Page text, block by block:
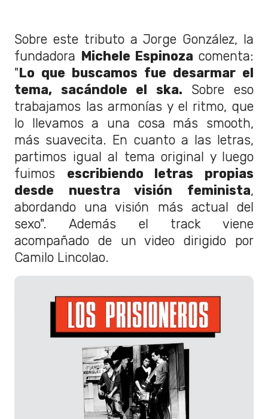
Sobre este tributo a Jorge González, la
fundadora Michele Espinoza comenta:
"Lo que buscamos fue desarmar el
tema, sacándole el ska. Sobre eso
trabajamos las armonías y el ritmo, que
lo llevamos a una cosa más smooth,
más suavecita. En cuanto a las letras,
partimos igual al tema original y luego
fuimos escribiendo letras propias
desde nuestra visión feminista,
abordando una visión más actual del
sexo". Además el track viene
acompañado de un video dirigido por
Camilo Lincolao.